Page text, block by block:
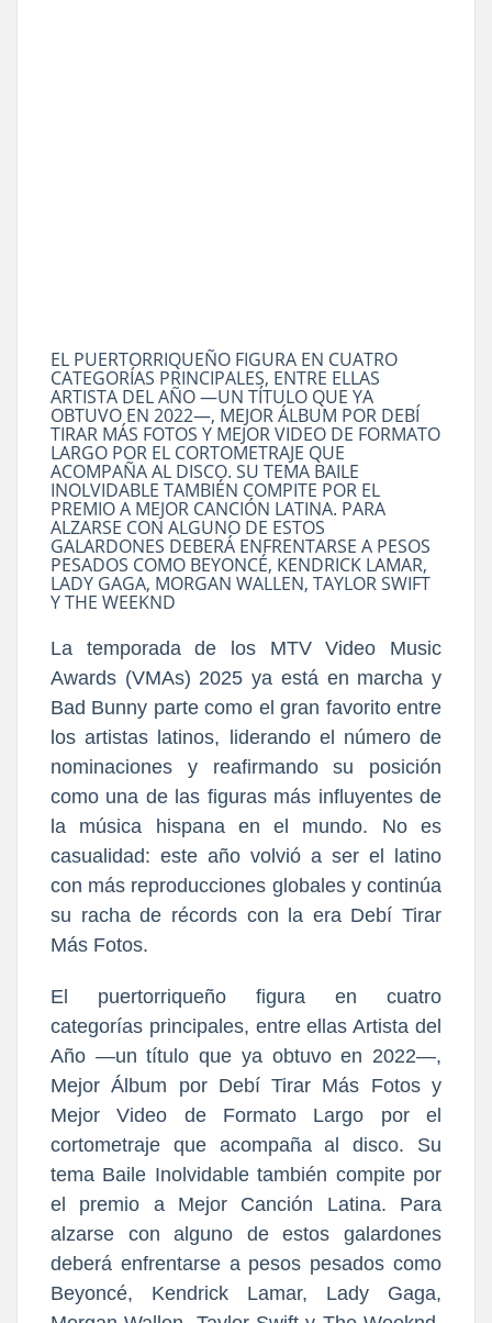
EL PUERTORRIQUEÑO FIGURA EN CUATRO
CATEGORÍAS PRINCIPALES, ENTRE ELLAS
ARTISTA DEL AÑO —UN TÍTULO QUE YA
OBTUVO EN 2022—, MEJOR ÁLBUM POR DEBÍ
TIRAR MÁS FOTOS Y MEJOR VIDEO DE FORMATO
LARGO POR EL CORTOMETRAJE QUE
ACOMPAÑA AL DISCO. SU TEMA BAILE
INOLVIDABLE TAMBIÉN COMPITE POR EL
PREMIO A MEJOR CANCIÓN LATINA. PARA
ALZARSE CON ALGUNO DE ESTOS
GALARDONES DEBERÁ ENFRENTARSE A PESOS
PESADOS COMO BEYONCÉ, KENDRICK LAMAR,
LADY GAGA, MORGAN WALLEN, TAYLOR SWIFT
Y THE WEEKND
La temporada de los MTV Video Music
Awards (VMAs) 2025 ya está en marcha y
Bad Bunny parte como el gran favorito entre
los artistas latinos, liderando el número de
nominaciones y reafirmando su posición
como una de las figuras más influyentes de
la música hispana en el mundo. No es
casualidad: este año volvió a ser el latino
con más reproducciones globales y continúa
su racha de récords con la era Debí Tirar
Más Fotos.
El puertorriqueño figura en cuatro
categorías principales, entre ellas Artista del
Año —un título que ya obtuvo en 2022—,
Mejor Álbum por Debí Tirar Más Fotos y
Mejor Video de Formato Largo por el
cortometraje que acompaña al disco. Su
tema Baile Inolvidable también compite por
el premio a Mejor Canción Latina. Para
alzarse con alguno de estos galardones
deberá enfrentarse a pesos pesados como
Beyoncé, Kendrick Lamar, Lady Gaga,